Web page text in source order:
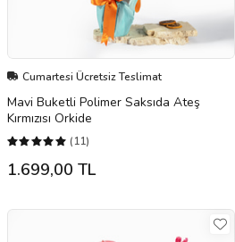
Cumartesi Ücretsiz Teslimat
Mavi Buketli Polimer Saksıda Ateş
Kırmızısı Orkide
(11)
1.699,00 TL